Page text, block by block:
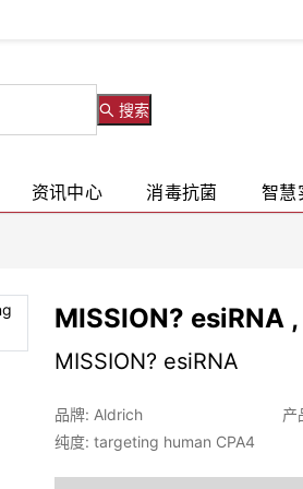
搜索
资讯中心 消毒抗菌 智慧
MISSION? esiRNA
MISSION? esiRNA
品牌: Aldrich
产
纯度: targeting human CPA4